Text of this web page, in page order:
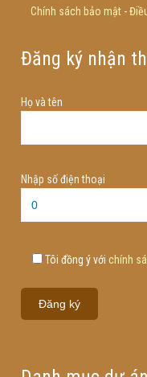
Chính sách bảo mật-
Đăng ký nhận
Họ và tên
Nhập số điện thoại
Tôi đồng ý với chính